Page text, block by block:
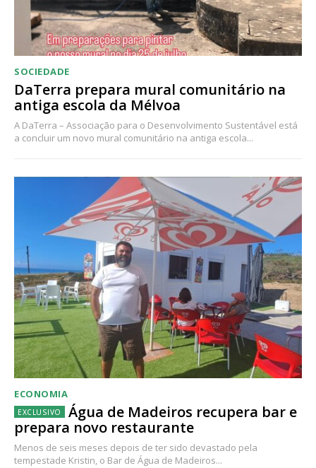
SOCIEDADE
DaTerra prepara mural comunitário na
antiga escola da Mélvoa
A DaTerra – Associação para o Desenvolvimento Sustentável está
a concluir um novo mural comunitário na antiga escola...
ECONOMIA
Água de Madeiros recupera bar e
prepara novo restaurante
Menos de seis meses depois de ter sido devastado pela
tempestade Kristin, o Bar de Água de Madeiros...